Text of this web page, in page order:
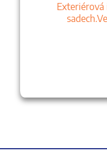
Exteriérová